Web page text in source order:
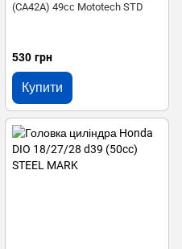
(CA42A) 49сс Mototech STD
530 грн
Купити